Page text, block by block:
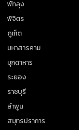
พัทลุง
พิจิตร
ภูเก็ต
มหาสารคาม
มุกดาหาร
ระยอง
ราชบุรี
ลำพูน
สมุทรปราการ